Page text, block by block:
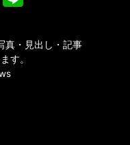
真・見出し・記事
す。